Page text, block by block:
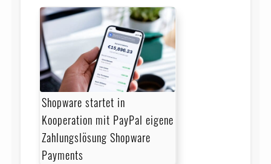
Shopware startet in
Kooperation mit PayPal eigene
Zahlungslösung Shopware
Payments